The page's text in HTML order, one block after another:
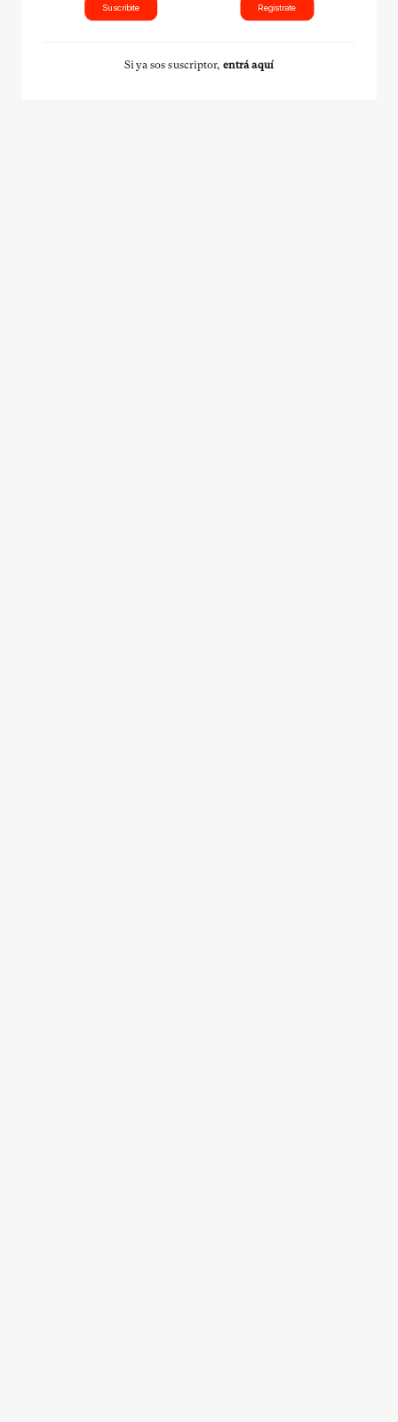
Suscribite Registrate
Si ya sos suscriptor, entrá aquí